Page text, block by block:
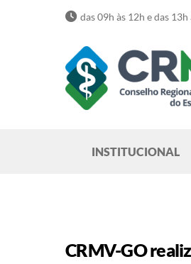
das 09h às 12h e das 13h
INSTITUCIONAL
CRMV-GO